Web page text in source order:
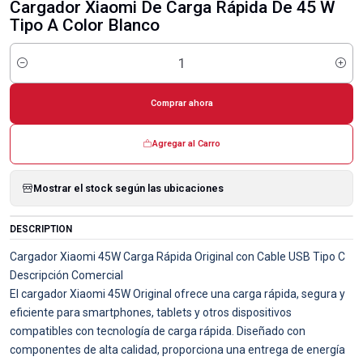
Cargador Xiaomi De Carga Rápida De 45 W
Tipo A Color Blanco
Cantidad
Agregar al Carro
Comprar ahora
Mostrar el stock según las ubicaciones
DESCRIPTION
Cargador Xiaomi 45W Carga Rápida Original con Cable USB Tipo C
Descripción Comercial
El cargador Xiaomi 45W Original ofrece una carga rápida, segura y
eficiente para smartphones, tablets y otros dispositivos
compatibles con tecnología de carga rápida. Diseñado con
componentes de alta calidad, proporciona una entrega de energía